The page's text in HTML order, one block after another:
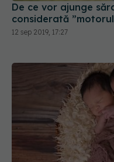
De ce vor ajunge
considerată
12 sep 2019, 17:27